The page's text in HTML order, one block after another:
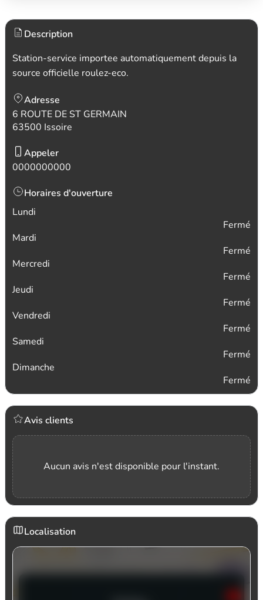
Description
Station-service importee automatiquement depuis la
source officielle roulez-eco.
Adresse
6 ROUTE DE ST GERMAIN
63500 Issoire
Appeler
0000000000
Horaires d'ouverture
Lundi
Fermé
Mardi
Fermé
Mercredi
Fermé
Jeudi
Fermé
Vendredi
Fermé
Samedi
Fermé
Dimanche
Fermé
Avis clients
Aucun avis n'est disponible pour l'instant.
Localisation